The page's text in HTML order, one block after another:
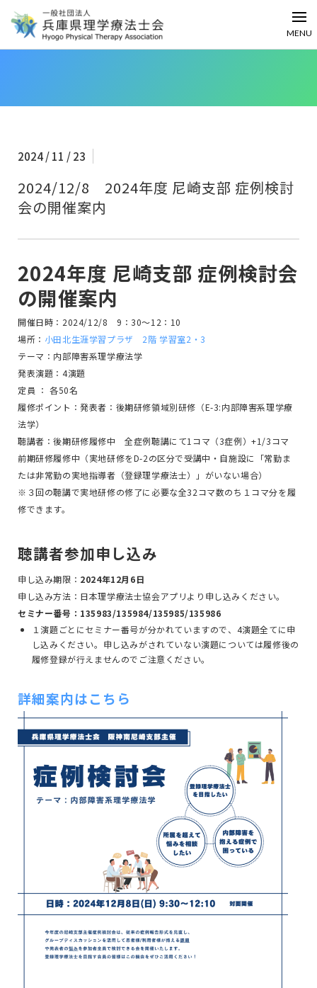
MENU
2024 / 11 / 23
2024/12/8 2024年度 尼崎支部 症例検討
会の開催案内
2024年度 尼崎支部 症例検討会
の開催案内
開催日時：2024/12/8 9：30～12：10
場所： 小田北生涯学習プラザ 2階 学習室2・3
テーマ：内部障害系理学療法学
発表演題：4演題
定員 ： 各50名
履修ポイント：発表者：後期研修領域別研修（E-3:内部障害系理学療
法学）
聴講者：後期研修履修中 全症例聴講にて1コマ（3症例）+1/3コマ
前期研修履修中（実地研修をD-2の区分で受講中・自施設に「常勤ま
たは非常勤の実地指導者（登録理学療法士）」がいない場合）
※３回の聴講で実地研修の修了に必要な全32コマ数のち１コマ分を履
修できます。
聴講者参加申し込み
申し込み期限： 2024年12月6日
申し込み方法：日本理学療法士協会アプリより申し込みください。
セミナー番号：135983/135984/135985/135986
１演題ごとにセミナー番号が分かれていますので、4演題全てに申
し込みください。申し込みがされていない演題については履修後の
履修登録が行えませんのでご注意ください。
詳細案内はこちら